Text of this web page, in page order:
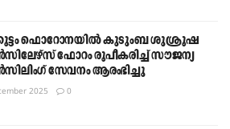
ഫൊറോനയിൽ കുടുംബ ശുശ്രൂഷ
ഫോറം രൂപീകരിച്ച് സൗജന്യ
സേവനം ആരംഭിച്ചു
2025 0